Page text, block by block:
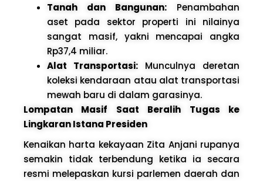
Tanah dan Bangunan: Penambahan
aset pada sektor properti ini nilainya
sangat masif, yakni mencapai angka
Rp37,4 miliar.
Alat Transportasi: Munculnya deretan
koleksi kendaraan atau alat transportasi
mewah baru di dalam garasinya.
Lompatan Masif Saat Beralih Tugas ke
Lingkaran Istana Presiden
Kenaikan harta kekayaan Zita Anjani rupanya
semakin tidak terbendung ketika ia secara
resmi melepaskan kursi parlemen daerah dan